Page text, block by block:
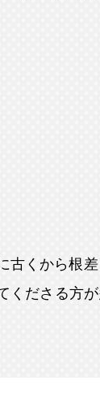
くから根差
くださる方